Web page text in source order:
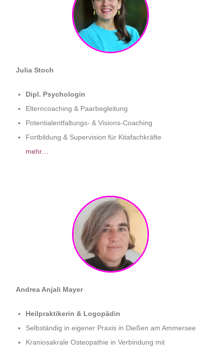
Julia Stoch
Dipl. Psychologin
Elterncoaching & Paarbegleitung
Potentialentfaltungs- & Visions-Coaching
Fortbildung & Supervision für Kitafachkräfte
mehr…
Andrea Anjali Mayer
Heilpraktikerin & Logopädin
Selbständig in eigener Praxis in Dießen am Ammersee
Kraniosakrale Osteopathie in Verbindung mit